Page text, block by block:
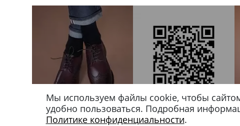
Мы используем файлы cookie, чтобы
удобно пользоваться. Подробная
Политике конфиденциальности.